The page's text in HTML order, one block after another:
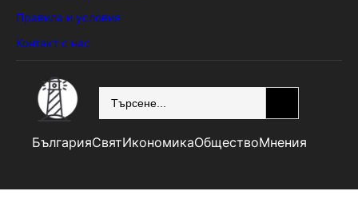
Правила и условия
Контакт с нас
БългарияСвятИкономикаОбществоМнения